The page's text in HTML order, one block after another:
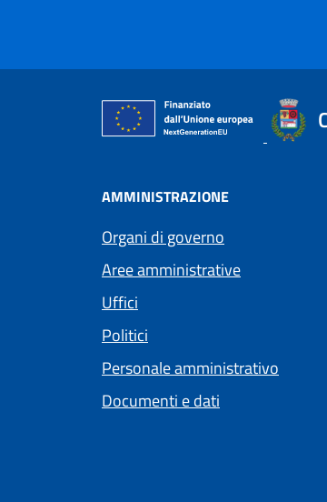
AMMINISTRAZIONE
Organi di governo
Aree amministrative
Uffici
Politici
Personale amministrativo
Documenti e dati